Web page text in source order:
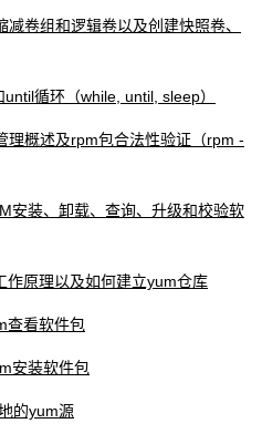
卷组和逻辑卷以及创建快照卷、
循环（while, until, sleep）
概述及rpm包合法性验证（rpm -
装、卸载、查询、升级和校验软
原理以及如何建立yum仓库
看软件包
安装软件包
的yum源